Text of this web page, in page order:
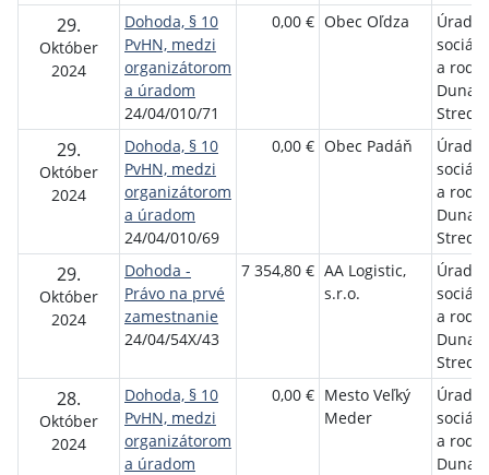
29.
Október
2024
Dohoda, § 10
PvHN, medzi
organizátorom
a úradom
24/04/010/71
0,00 € Obec Oľdza
Úrad
a
Streda
29.
Október
2024
Dohoda, § 10
PvHN, medzi
organizátorom
a úradom
24/04/010/69
0,00 € Obec Padáň
Úrad
a
Streda
29.
Október
2024
Dohoda -
Právo na prvé
zamestnanie
24/04/54X/43
7 354,80 € AA Logistic,
s.r.o.
Úrad
a
Streda
28.
Október
2024
Dohoda, § 10
PvHN, medzi
organizátorom
a úradom
0,00 € Mesto Veľký
Meder
Úrad
a